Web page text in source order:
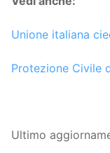
Unione italiana
Protezione Civile
Ultimo